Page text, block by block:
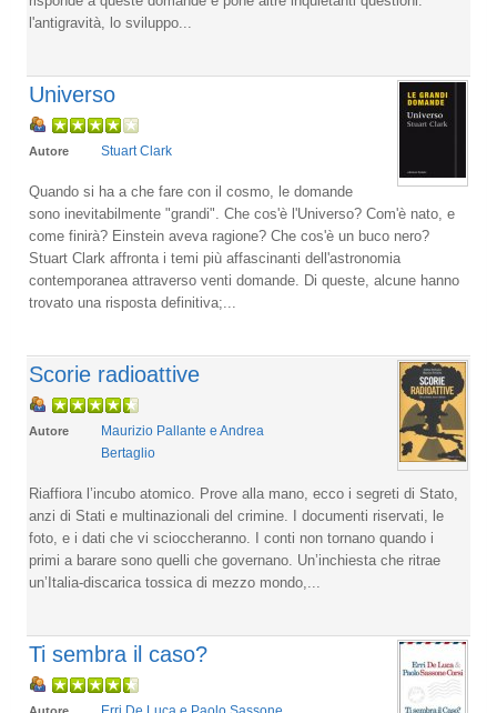
l'antigravità, lo sviluppo...
Universo
Autore Stuart Clark
Quando si ha a che fare con il cosmo, le domande
sono inevitabilmente "grandi". Che cos'è l'Universo? Com'è nato, e
come finirà? Einstein aveva ragione? Che cos'è un buco nero?
Stuart Clark affronta i temi più affascinanti dell'astronomia
contemporanea attraverso venti domande. Di queste, alcune hanno
trovato una risposta definitiva;...
Scorie radioattive
Autore
Maurizio Pallante e Andrea
Bertaglio
Riaffiora l’incubo atomico. Prove alla mano, ecco i segreti di Stato,
anzi di Stati e multinazionali del crimine. I documenti riservati, le
foto, e i dati che vi scioccheranno. I conti non tornano quando i
primi a barare sono quelli che governano. Un’inchiesta che ritrae
un’Italia-discarica tossica di mezzo mondo,...
Ti sembra il caso?